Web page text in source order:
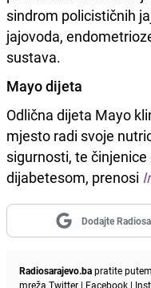
sindrom policističnih
jajovoda,
sustava.
Mayo dijeta
Odlična dijeta Mayo
mjesto radi svoje
sigurnosti, te
dijabetesom, prenosi
Dodajte
Radiosarajevo.bapratite
mreža Twitter | Facebook |